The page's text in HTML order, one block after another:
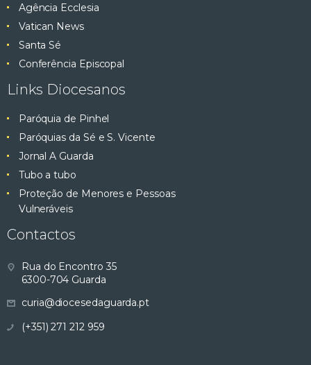
Agência Ecclesia
Vatican News
Santa Sé
Conferência Episcopal
Links Diocesanos
Paróquia de Pinhel
Paróquias da Sé e S. Vicente
Jornal A Guarda
Tubo a tubo
Proteção de Menores e Pessoas
Vulneráveis
Contactos
Rua do Encontro 35
6300-704 Guarda
curia@diocesedaguarda.pt
(+351) 271 212 959